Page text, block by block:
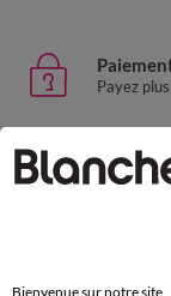
Payez
domicile,
Bienvenue sur notre site.